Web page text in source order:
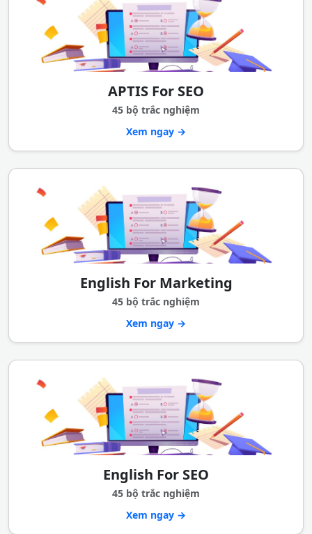
APTIS For SEO
45 bộ trắc nghiệm
Xem ngay →
English For Marketing
45 bộ trắc nghiệm
Xem ngay →
English For SEO
45 bộ trắc nghiệm
Xem ngay →